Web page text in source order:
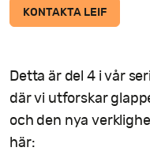
KONTAKTA LEIF
Detta är del 4 i vår
där vi utforskar
och den nya
här: